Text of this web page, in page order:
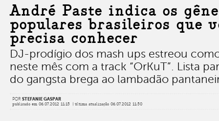
André Paste indica os
populares brasileiros que
precisa conhecer
DJ-prodígio dos mash ups estreou
neste mês com a track “OrKuT”. Lista
do gangsta brega ao lambadão
POR STEFANIE GASPAR
publicado em 06.07.2012 11:15 | última atualização 06.07.2012 11:50